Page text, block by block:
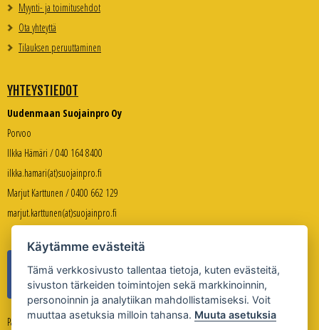
Myynti- ja toimitusehdot
Ota yhteyttä
Tilauksen peruuttaminen
YHTEYSTIEDOT
Uudenmaan Suojainpro Oy
Porvoo
Ilkka Hämäri / 040 164 8400
ilkka.hamari(at)suojainpro.fi
Marjut Karttunen / 0400 662 129
marjut.karttunen(at)suojainpro.fi
Palveleva verkkokauppa:
Käytämme evästeitä
Tämä verkkosivusto tallentaa tietoja, kuten evästeitä,
sivuston tärkeiden toimintojen sekä markkinoinnin,
personoinnin ja analytiikan mahdollistamiseksi. Voit
muuttaa asetuksia milloin tahansa. Muuta asetuksia